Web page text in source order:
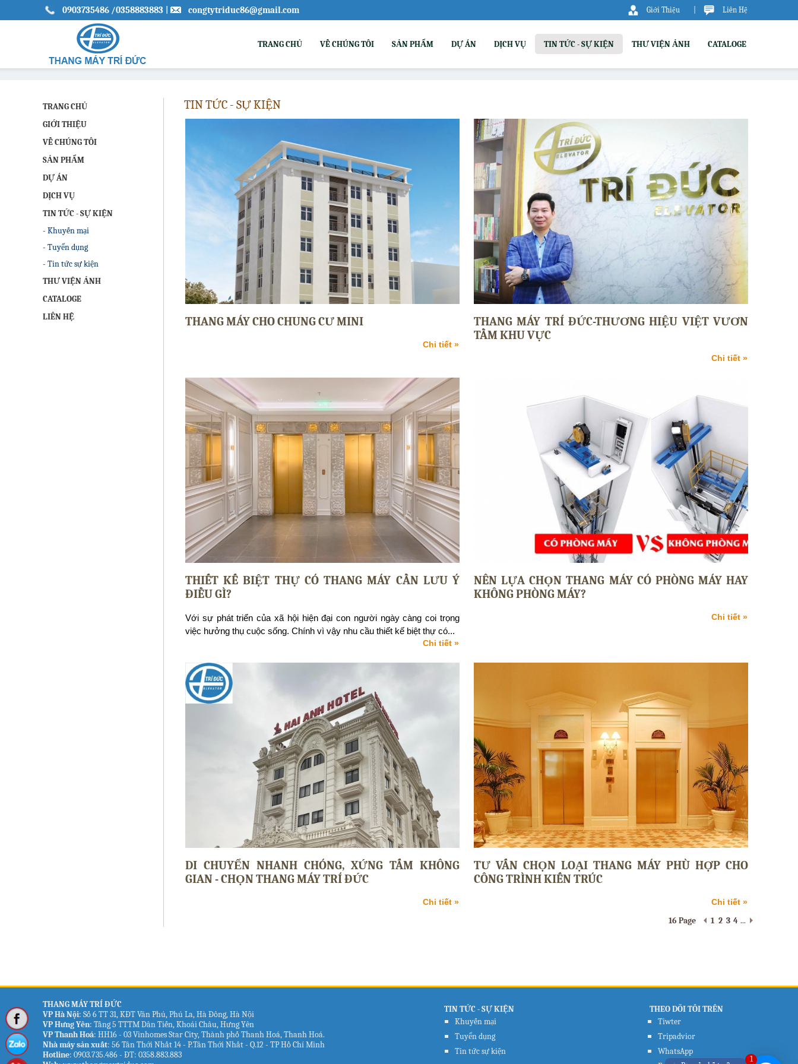
0903735486 /0358883883 congtytriduc86@gmail.com Giới Thiệu Liên Hệ
TRANG CHỦ VỀ CHÚNG TÔI SẢN PHẨM DỰ ÁN DỊCH VỤ TIN TỨC - SỰ KIỆN THƯ VIỆN ẢNH CATALOGE
TRANG CHỦ
GIỚI THIỆU
VỀ CHÚNG TÔI
SẢN PHẨM
DỰ ÁN
DỊCH VỤ
TIN TỨC - SỰ KIỆN
- Khuyến mại
- Tuyển dụng
- Tin tức sự kiện
THƯ VIỆN ẢNH
CATALOGE
LIÊN HỆ
TIN TỨC - SỰ KIỆN
THANG MÁY CHO CHUNG CƯ MINI
Chi tiết »
THANG MÁY TRÍ ĐỨC-THƯƠNG HIỆU VIỆT VƯƠN
TẦM KHU VỰC
Chi tiết »
THIẾT KẾ BIỆT THỰ CÓ THANG MÁY CẦN LƯU Ý
ĐIỀU GÌ?
Với sự phát triển của xã hội hiện đại con người ngày càng coi trọng
việc hưởng thụ cuộc sống. Chính vì vậy nhu cầu thiết kế biệt thự có...
Chi tiết »
NÊN LỰA CHỌN THANG MÁY CÓ PHÒNG MÁY HAY
KHÔNG PHÒNG MÁY?
Chi tiết »
DI CHUYỂN NHANH CHÓNG, XỨNG TẤM KHÔNG
GIAN - CHỌN THANG MÁY TRÍ ĐỨC
Chi tiết »
TƯ VẤN CHỌN LOẠI THANG MÁY PHÙ HỢP CHO
CÔNG TRÌNH KIẾN TRÚC
Chi tiết »
16 Page 1 2 3 4 ...
THANG MÁY TRÍ ĐỨC
VP Hà Nội: Số 6 TT 31, KĐT Văn Phú, Phú La, Hà Đông, Hà Nội
VP Hưng Yên: Tầng 5 TTTM Dân Tiến, Khoái Châu, Hưng Yên
VP Thanh Hoá: HH16 - 03 Vinhomes Star City, Thành phố Thanh Hoá, Thanh Hoá.
Nhà máy sản xuất: 56 Tân Thới Nhất 14 - P.Tân Thới Nhất - Q.12 - TP Hồ Chí Minh
Hotline: 0903.735.486 - ĐT: 0358.883.883
TIN TỨC - SỰ KIỆN
Khuyến mại
Tuyển dụng
Tin tức sự kiện
THEO DÕI TÔI TRÊN
Tiwter
Tripadvior
WhatsApp
1